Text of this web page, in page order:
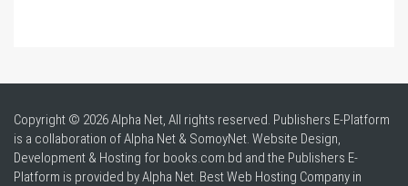
Copyright © 2026 Alpha Net, All rights reserved. Publishers E-Platform
is a collaboration of Alpha Net & SomoyNet. Website Design,
Development & Hosting for books.com.bd and the Publishers E-
Platform is provided by Alpha Net. BestWeb Hosting Company in